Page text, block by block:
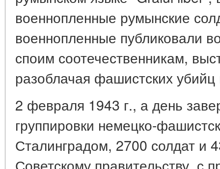
военнопленные румынские
военнопленные публиковали
споим соотечественникам,
разоблачая фашистских
2 февраля 1943 г., а день
группировки немецко-
Сталинградом, 2700 солдат и
Советскому правительству, с